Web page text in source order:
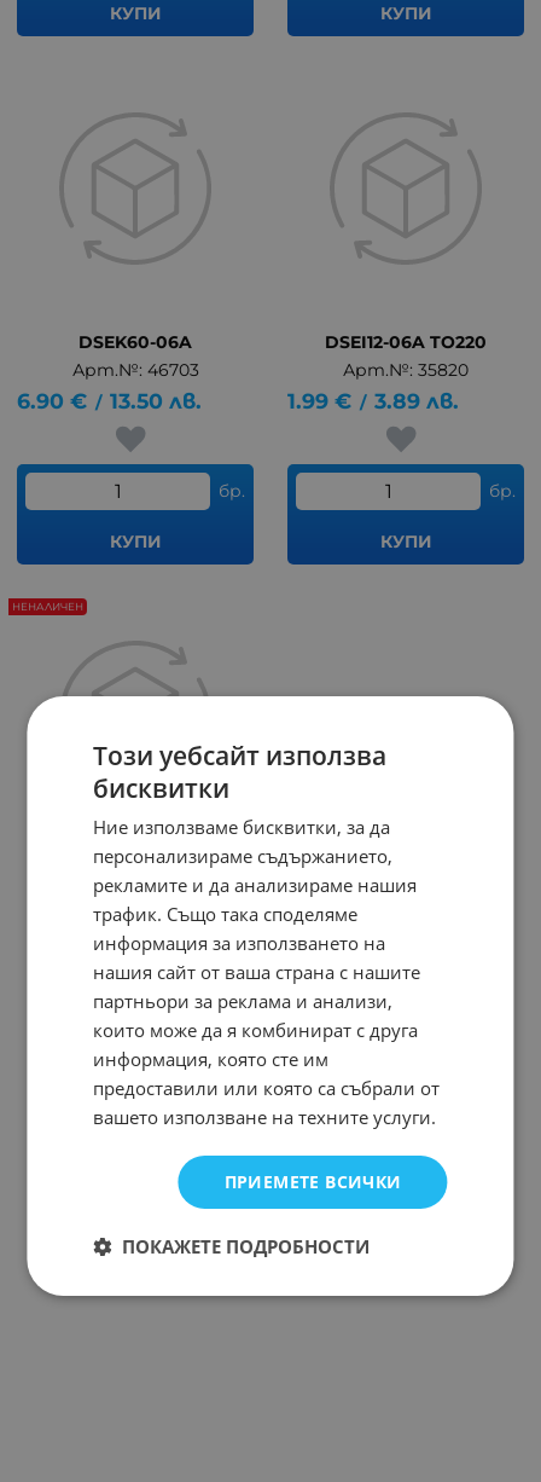
КУПИ КУПИ
DSEK60-06A
Арт.№: 46703
6.90 € / 13.50 лв.
бр.
КУПИ
DSEI12-06A TO220
Арт.№: 35820
1.99 € / 3.89 лв.
бр.
КУПИ
DSEI2x61-04C
Арт.№: 249258
НЕНАЛИЧЕН
На страница по:
Този уебсайт използва
бисквитки
Ние използваме бисквитки, за да
персонализираме съдържанието,
рекламите и да анализираме нашия
трафик. Също така споделяме
информация за използването на
нашия сайт от ваша страна с нашите
партньори за реклама и анализи,
които може да я комбинират с друга
информация, която сте им
предоставили или която са събрали от
вашето използване на техните услуги.
ПРИЕМЕТЕ ВСИЧКИ
ПОКАЖЕТЕ ПОДРОБНОСТИ